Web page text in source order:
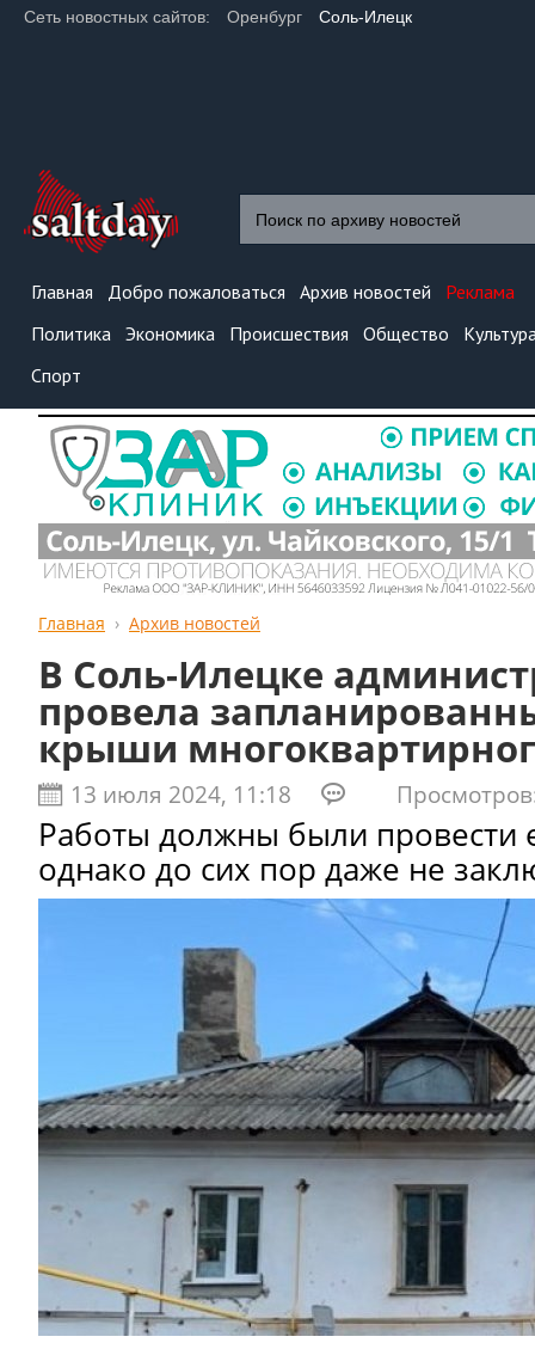
Сеть новостных сайтов: Оренбург Соль-Илецк
Главная Добро пожаловаться Архив новостей
Реклама
Политика Экономика Происшествия Общество
Спорт
Главная Архив новостей
В Соль-Илецке
провела
крыши
13 июля 2024, 11:18
Работы должны были провести
однако до сих пор даже не